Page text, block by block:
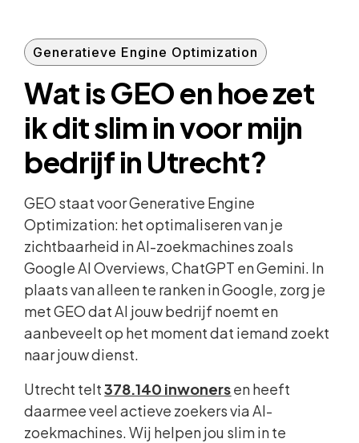
Generatieve Engine Optimization
Wat is GEO en hoe zet
ik dit slim in voor mijn
bedrijf in Utrecht?
GEO staat voor Generative Engine
Optimization: het optimaliseren van je
zichtbaarheid in AI-zoekmachines zoals
Google AI Overviews, ChatGPT en Gemini. In
plaats van alleen te ranken in Google, zorg je
met GEO dat AI jouw bedrijf noemt en
aanbeveelt op het moment dat iemand zoekt
naar jouw dienst.
Utrecht telt378.140 inwonersen heeft
daarmee veel actieve zoekers via AI-
zoekmachines. Wij helpen jou slim in te